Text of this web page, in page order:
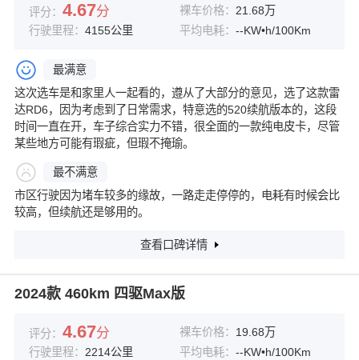
评分： 4.67分 裸车价格： 21.68万
行驶里程： 4155公里 平均电耗： --KW•h/100Km
最满意
这次选车是和家里人一起看的，遵从了大部分的意见，选了这款雷
达RD6，因为考虑到了日常需求，特意选的520续航版本的，这段
时间一直在开，车子综合实力不错，很全面的一款纯电皮卡，尽管
某些地方可能有瑕疵，但瑕不掩瑜。
最不满意
市区行驶因为堵车较多的缘故，一路走走停停的，电耗有时候会比
较高，但续航还是够用的。
查看口碑详情
2024款 460km 四驱Max版
评分： 4.67分 裸车价格： 19.68万
行驶里程： 2214公里 平均电耗： --KW•h/100Km